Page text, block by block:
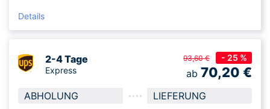
Details
2-4 Tage
Express
ABHOLUNG
LIEFERUNG
93,60 € - 25 %
ab 70,20 €